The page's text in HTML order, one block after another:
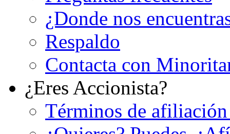
¿Donde nos
Respaldo
Contacta con
¿Eres Accionista?
Términos de